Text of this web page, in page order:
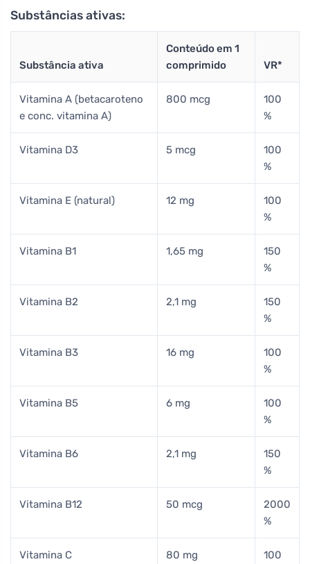
Substâncias ativas:
Substância ativa
Conteúdo em 1
comprimido
VR*
Vitamina A (betacaroteno
e conc. vitamina A)
800 mcg
100
%
Vitamina D3 5 mcg
100
%
Vitamina E (natural) 12 mg
100
%
Vitamina B1 1,65 mg
150
%
Vitamina B2 2,1 mg
150
%
Vitamina B3 16 mg
100
%
Vitamina B5 6 mg
100
%
Vitamina B6 2,1 mg
150
%
Vitamina B12 50 mcg
2000
%
Vitamina C 80 mg
100